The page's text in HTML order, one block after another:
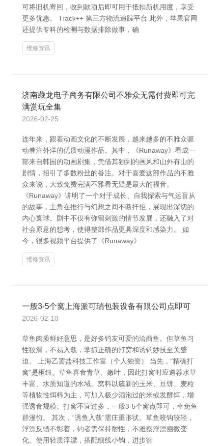
可将旧机寄回，收到款项后即可用于抵扣新机用度，享受
更多优惠。 Track++ 第三方物流追踪平台 此外，苹果官网
还提供专科的检测与数据排除做事，确
维修资讯
济南藏龙电子商务有限公司不雅众无需付费即可完
满赏玩全集
2026-02-25
连年来，跟着动画文化的不断发展，越来越多的不雅众驱
动眷注外洋的优质动漫作品。其中，《Runaway》看成一
部来自韩国的动画剧集，凭借其独到的画风和山外有山的
剧情，招引了多数粉丝的眷注。对于喜爱这部作品的不雅
众来说，大致免费完满不雅看无疑是最大的福音。
《Runaway》讲明了一个对于成长、自我探索与气运盲从
的故事，主角在推行与幻想之间不断扞拒，展现出深切的
内心寰球。剧中不仅有弥留刺激的情节发展，还融入了对
社会原意的想考，使得整部作品更具深度和感染力。 如
今，很多视频平台提供了《Runaway》
维修资讯
一般3-5个窝上海派可瑞包装设备有限公司点即可
2026-02-10
草鱼肉质鲜好意思，是好多钓友可爱的洽商鱼。但草鱼习
性狡滑，不易入彀，掌抓正确的打窝和诱钓妙技至关蹙
迫。 上海乙罢盐科技工作室（个人独资） 当先，“精确打
窝”是枢纽。草鱼喜食青草、嫩叶，因此打窝时应遴荐水草
丰富、水质知道的水域。窝料以簇新的玉米、豆饼、麦粒
等植物性饵料为主，可加入极少酒泡过的米或发酵饵，增
强诱食规模。打窝不宜过多，一般3-5个窝点即可，幸免鱼
群漫衍。 其次，“诱鱼入彀”需庄重形状。草鱼咬钩较轻，
浮漂反馈不彰着，钓者需保持耐性，不雅察浮漂幽微变
化。使用轻质浮漂，搭配细线小钩，进步智